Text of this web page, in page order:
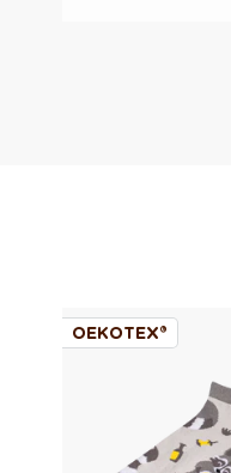
OEKOTEX®